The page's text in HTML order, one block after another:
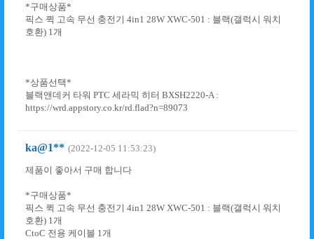
*구매상품*
픽스 퀵 고속 무선 충전기 4in1 28W XWC-501 : 블랙(갤럭시 워치
호환) 1개
*상품선택*
블랙앤데커 타워 PTC 세라믹 히터 BXSH2220-A :
https://wrd.appstory.co.kr/rd.flad?n=89073
ka@1** (2022-12-05 11:53:23)
제품이 좋아서 구매 합니다
*구매상품*
픽스 퀵 고속 무선 충전기 4in1 28W XWC-501 : 블랙(갤럭시 워치
호환) 1개
CtoC 전용 케이블 1개